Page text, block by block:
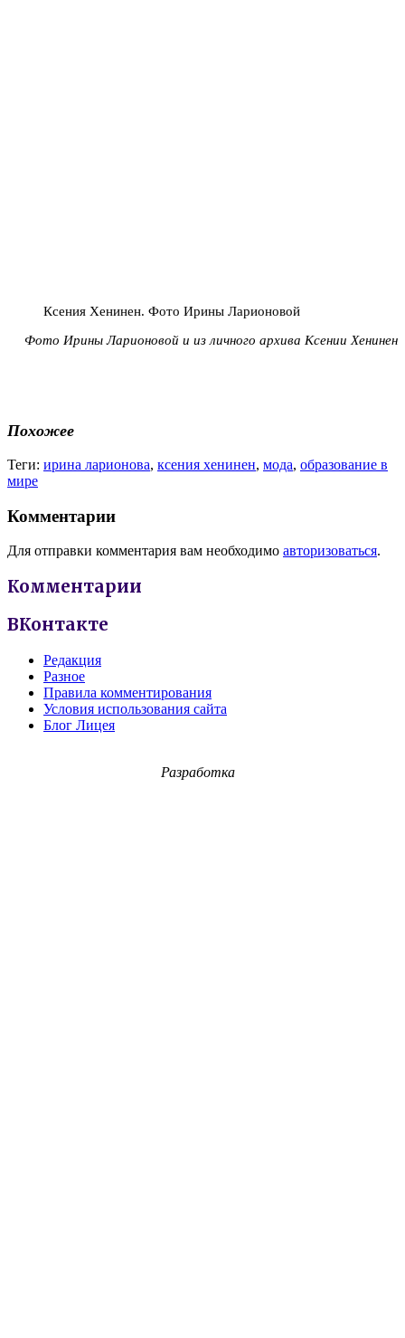
Ксения Хенинен. Фото Ирины Ларионовой
Фото Ирины Ларионовой и из личного архива Ксении Хенинен
Похожее
Теги: ирина ларионова, ксения хенинен, мода, образование в
мире
Комментарии
Для отправки комментария вам необходимо авторизоваться.
Комментарии
ВКонтакте
Редакция
Разное
Правила комментирования
Условия использования сайта
Блог Лицея
Разработка